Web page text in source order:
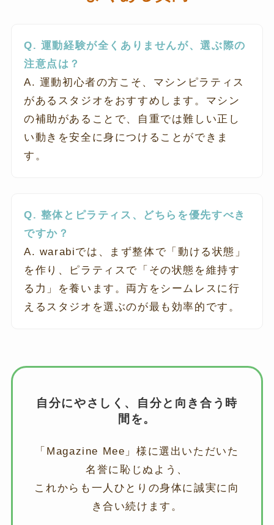
Q. 運動経験が全くありませんが、選ぶ際の
注意点は？
A. 運動初心者の方こそ、マシンピラティス
があるスタジオをおすすめします。マシン
の補助があることで、自重では難しい正し
い動きを安全に身につけることができま
す。
Q. 整体とピラティス、どちらを優先すべき
ですか？
A. warabiでは、まず整体で「動ける状態」
を作り、ピラティスで「その状態を維持す
る力」を養います。両方をシームレスに行
えるスタジオを選ぶのが最も効率的です。
自分にやさしく、自分と向き合う時
間を。
「Magazine Mee」様に選出いただいた
名誉に恥じぬよう、
これからも一人ひとりの身体に誠実に向
き合い続けます。